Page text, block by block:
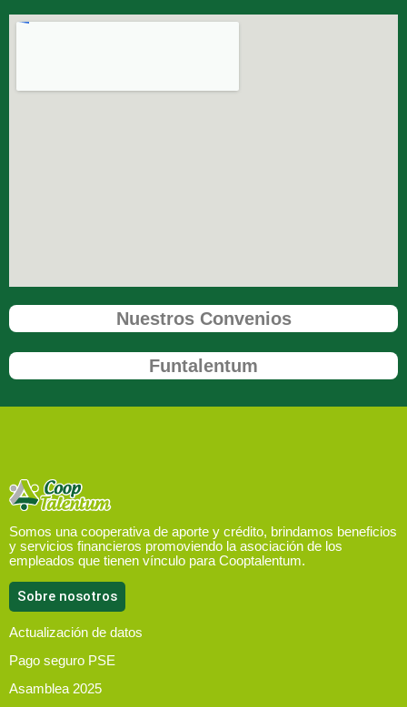
Nuestros Convenios
Funtalentum
Somos una cooperativa de aporte y crédito, brindamos beneficios
y servicios financieros promoviendo la asociación de los
empleados que tienen vínculo para Cooptalentum.
Sobre nosotros
Actualización de datos
Pago seguro PSE
Asamblea 2025